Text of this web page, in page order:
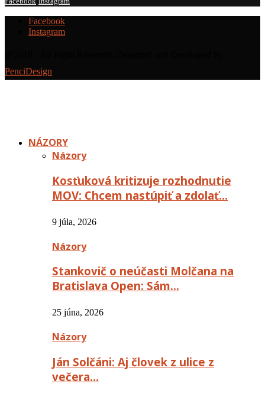
Facebook
Instagram
PenciDesign
NÁZORY
Názory
Kosťuková kritizuje rozhodnutie
MOV: Chcem nastúpiť a zdolať…
9 júla, 2026
Názory
Stankovič o neúčasti Molčana na
Bratislava Open: Sám…
25 júna, 2026
Názory
Ján Solčáni: Aj človek z ulice z
večera…